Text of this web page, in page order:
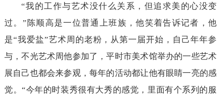
“我的工作与艺术没什么关系，但追求美的心没变
过。”陈顺高是一位普通上班族，他笑着告诉记者，他
是“我爱盐”艺术周的老粉，从第一届开始，自己年年参
与，不光艺术周他参加了，平时市美术馆举办的一些艺术
展自己也都会来参观，每年的活动都让他有眼睛一亮的感
觉。“今年的时装秀很有大秀的感觉，里面有个系列的服